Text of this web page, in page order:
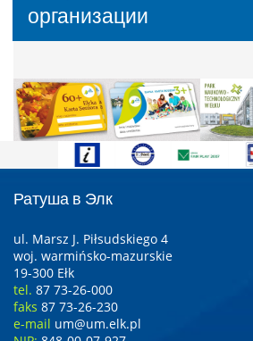
организации
Ратуша в Элк
ul. Marsz J. Piłsudskiego 4
woj. warmińsko-mazurskie
19-300 Ełk
tel. 87 73-26-000
faks 87 73-26-230
e-mail um@um.elk.pl